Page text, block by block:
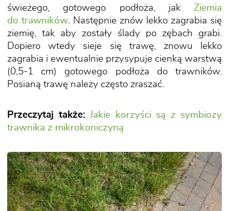
świeżego, gotowego podłoża, jak Ziemia
do trawników. Następnie znów lekko zagrabia się
ziemię, tak aby zostały ślady po zębach grabi.
Dopiero wtedy sieje się trawę, znowu lekko
zagrabia i ewentualnie przysypuje cienką warstwą
(0,5-1 cm) gotowego podłoża do trawników.
Posianą trawę należy często zraszać.
Przeczytaj także: Jakie korzyści są z symbiozy
trawnika z mikrokoniczyną